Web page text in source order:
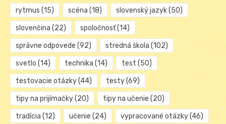
rytmus (15) scéna (18) slovenský jazyk(50)
slovenčina (22) spoločnosť(14)
správne odpovede (92) stredná škola (102)
svetlo (14) technika (14) test (50)
testovacie otázky(44) testy(69)
tipy na prijímačky(20) tipy na učenie (20)
tradícia (12) učenie (24) vypracované otázky(46)